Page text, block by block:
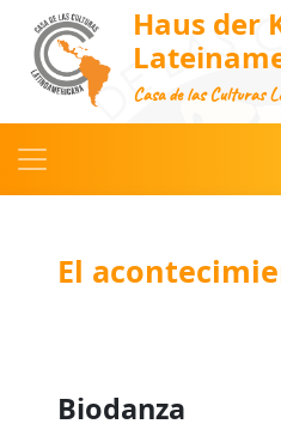
Haus der
Casa de las Culturas
El
Biodanza